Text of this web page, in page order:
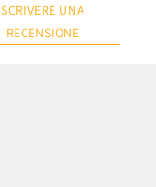
SCRIVERE UNA
RECENSIONE